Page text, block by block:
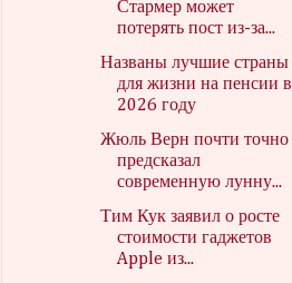
Стармер может
потерять пост из-за...
Названы лучшие страны
для жизни на пенсии в
2026 году
Жюль Верн почти точно
предсказал
современную лунну...
Тим Кук заявил о росте
стоимости гаджетов
Apple из...